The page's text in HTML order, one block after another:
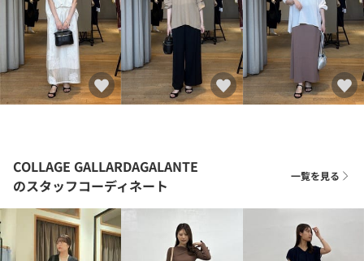
COLLAGE GALLARDAGALANTE
のスタッフコーディネート
一覧を見る